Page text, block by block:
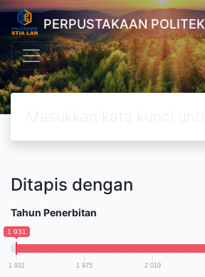
PERPUSTAKAAN
Ditapis dengan
Tahun Penerbitan
1 931
1 931 1 975 2 019